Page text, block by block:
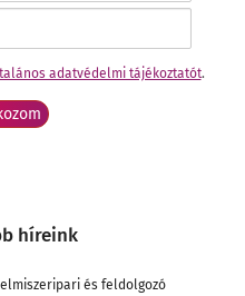
adatvédelmi tájékoztatót.
híreink
és feldolgozó